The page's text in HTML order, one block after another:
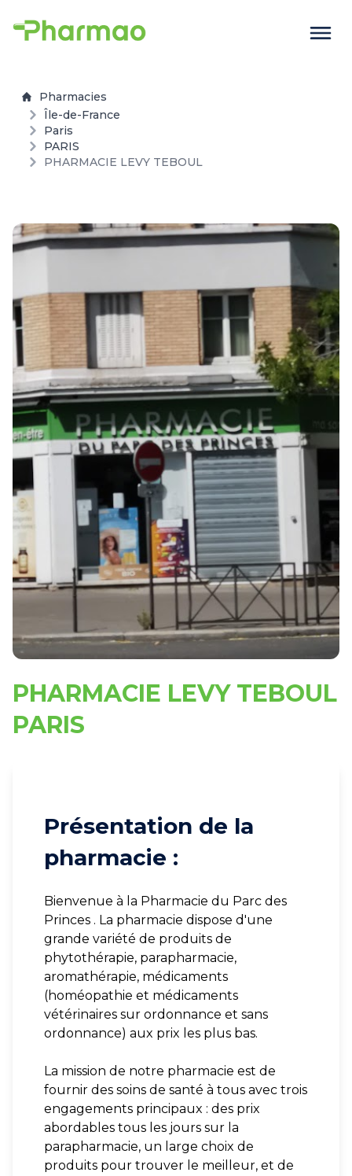
Pharmacies
Île-de-France
Paris
PARIS
PHARMACIE LEVY TEBOUL
PHARMACIE LEVY TEBOUL
PARIS
Présentation de la
pharmacie :
Bienvenue à la Pharmacie du Parc des
Princes . La pharmacie dispose d'une
grande variété de produits de
phytothérapie, parapharmacie,
aromathérapie, médicaments
(homéopathie et médicaments
vétérinaires sur ordonnance et sans
ordonnance) aux prix les plus bas.
La mission de notre pharmacie est de
fournir des soins de santé à tous avec trois
engagements principaux : des prix
abordables tous les jours sur la
parapharmacie, un large choix de
produits pour trouver le meilleur, et de